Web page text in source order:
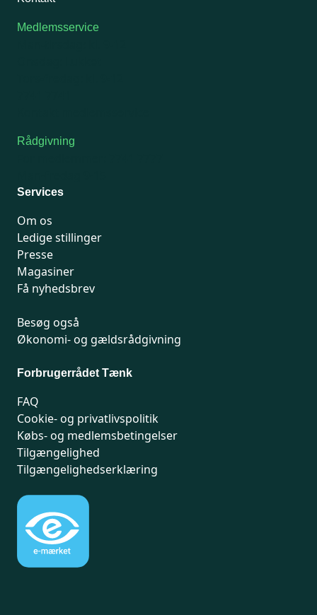
Medlemsservice
Rådgivning
Services
Om os
Ledige stillinger
Presse
Magasiner
Få nyhedsbrev
Besøg også
Økonomi- og gældsrådgivning
Forbrugerrådet Tænk
FAQ
Cookie- og privatlivspolitik
Købs- og medlemsbetingelser
Tilgængelighed
Tilgængelighedserklæring